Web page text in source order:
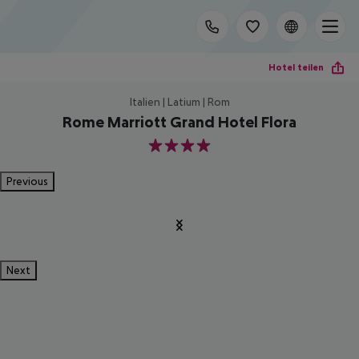
Hotel teilen
Italien | Latium | Rom
Rome Marriott Grand Hotel Flora
4
Previous
Next